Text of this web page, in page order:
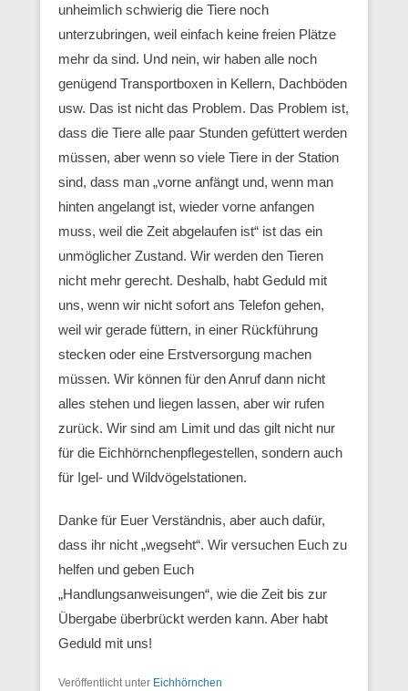
unheimlich schwierig die Tiere noch
unterzubringen, weil einfach keine freien Plätze
mehr da sind. Und nein, wir haben alle noch
genügend Transportboxen in Kellern, Dachböden
usw. Das ist nicht das Problem. Das Problem ist,
dass die Tiere alle paar Stunden gefüttert werden
müssen, aber wenn so viele Tiere in der Station
sind, dass man „vorne anfängt und, wenn man
hinten angelangt ist, wieder vorne anfangen
muss, weil die Zeit abgelaufen ist“ ist das ein
unmöglicher Zustand. Wir werden den Tieren
nicht mehr gerecht. Deshalb, habt Geduld mit
uns, wenn wir nicht sofort ans Telefon gehen,
weil wir gerade füttern, in einer Rückführung
stecken oder eine Erstversorgung machen
müssen. Wir können für den Anruf dann nicht
alles stehen und liegen lassen, aber wir rufen
zurück. Wir sind am Limit und das gilt nicht nur
für die Eichhörnchenpflegestellen, sondern auch
für Igel- und Wildvögelstationen.
Danke für Euer Verständnis, aber auch dafür,
dass ihr nicht „wegseht“. Wir versuchen Euch zu
helfen und geben Euch
„Handlungsanweisungen“, wie die Zeit bis zur
Übergabe überbrückt werden kann. Aber habt
Geduld mit uns!
Veröffentlicht unter Eichhörnchen